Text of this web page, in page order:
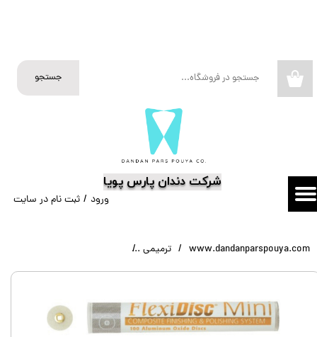
​شرکت دندان پارس پویا
جستجو
ورود / ثبت نام در سایت
تغییر گذر واژه
سفارشات
www.dandanparspouya.com ترمیمی